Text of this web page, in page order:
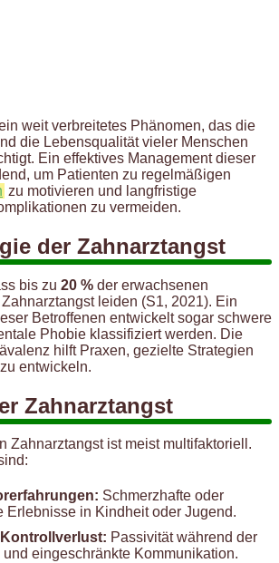
weit verbreitetes Phänomen, das die
die Lebensqualität vieler Menschen
Ein effektives Management dieser
um Patienten zu regelmäßigen
zu motivieren und langfristige
zu vermeiden.
der Zahnarztangst
bis zu 20 % der erwachsenen
leiden (S1, 2021). Ein
Betroffenen entwickelt sogar schwere
Phobie klassifiziert werden. Die
hilft Praxen, gezielte Strategien
entwickeln.
Zahnarztangst
Zahnarztangst ist meist multifaktoriell.
Schmerzhafte oder
Erlebnisse in Kindheit oder Jugend.
Passivität während der
eingeschränkte Kommunikation.